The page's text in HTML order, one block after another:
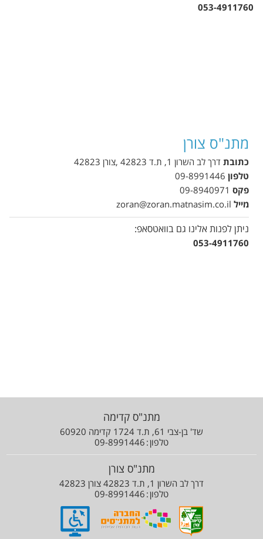
053-4911760
מתנ"ס צורן
כתובת דרך לב השרון 1, ת.ד 42823 ,צורן 42823
טלפון 09-8991446
פקס 09-8940971
מייל zoran@zoran.matnasim.co.il
ניתן לפנות אלינו גם בוואטסאפ:
053-4911760
מתנ"ס קדימה
שד' בן-צבי 61, ת.ד 1724 קדימה 60920
טלפון 09-8991446
מתנ"ס צורן
דרך לב השרון 1, ת.ד 42823 צורן 42823
טלפון 09-8991446